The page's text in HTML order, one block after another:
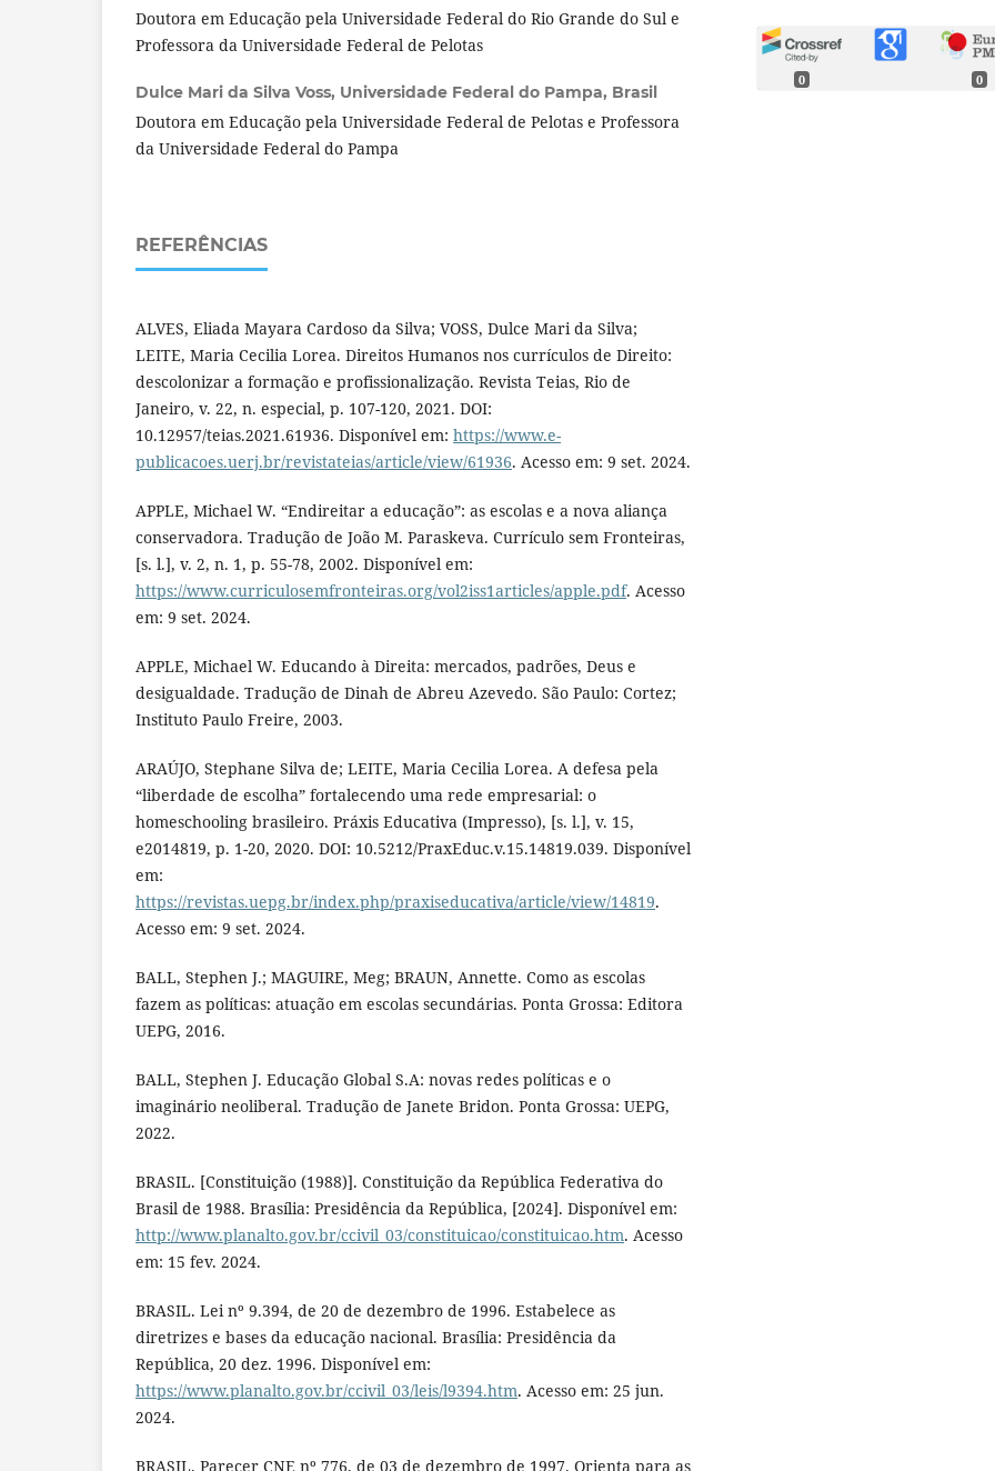
Doutora em Educação pela Universidade Federal do Rio Grande do Sul e
Professora da Universidade Federal de Pelotas
Dulce Mari da Silva Voss, Universidade Federal do Pampa, Brasil
Doutora em Educação pela Universidade Federal de Pelotas e Professora
da Universidade Federal do Pampa
REFERÊNCIAS
ALVES, Eliada Mayara Cardoso da Silva; VOSS, Dulce Mari da Silva;
LEITE, Maria Cecilia Lorea. Direitos Humanos nos currículos de Direito:
descolonizar a formação e profissionalização. Revista Teias, Rio de
Janeiro, v. 22, n. especial, p. 107-120, 2021. DOI:
10.12957/teias.2021.61936. Disponível em: https://www.e-
publicacoes.uerj.br/revistateias/article/view/61936. Acesso em: 9 set. 2024.
APPLE, Michael W. “Endireitar a educação”: as escolas e a nova aliança
conservadora. Tradução de João M. Paraskeva. Currículo sem Fronteiras,
[s. l.], v. 2, n. 1, p. 55-78, 2002. Disponível em:
https://www.curriculosemfronteiras.org/vol2iss1articles/apple.pdf. Acesso
em: 9 set. 2024.
APPLE, Michael W. Educando à Direita: mercados, padrões, Deus e
desigualdade. Tradução de Dinah de Abreu Azevedo. São Paulo: Cortez;
Instituto Paulo Freire, 2003.
ARAÚJO, Stephane Silva de; LEITE, Maria Cecilia Lorea. A defesa pela
“liberdade de escolha” fortalecendo uma rede empresarial: o
homeschooling brasileiro. Práxis Educativa (Impresso), [s. l.], v. 15,
e2014819, p. 1-20, 2020. DOI: 10.5212/PraxEduc.v.15.14819.039. Disponível
em:
https://revistas.uepg.br/index.php/praxiseducativa/article/view/14819.
Acesso em: 9 set. 2024.
BALL, Stephen J.; MAGUIRE, Meg; BRAUN, Annette. Como as escolas
fazem as políticas: atuação em escolas secundárias. Ponta Grossa: Editora
UEPG, 2016.
BALL, Stephen J. Educação Global S.A: novas redes políticas e o
imaginário neoliberal. Tradução de Janete Bridon. Ponta Grossa: UEPG,
2022.
BRASIL. [Constituição (1988)]. Constituição da República Federativa do
Brasil de 1988. Brasília: Presidência da República, [2024]. Disponível em:
http://www.planalto.gov.br/ccivil_03/constituicao/constituicao.htm. Acesso
em: 15 fev. 2024.
BRASIL. Lei nº 9.394, de 20 de dezembro de 1996. Estabelece as
diretrizes e bases da educação nacional. Brasília: Presidência da
República, 20 dez. 1996. Disponível em:
https://www.planalto.gov.br/ccivil_03/leis/l9394.htm. Acesso em: 25 jun.
2024.
BRASIL. Parecer CNE nº 776, de 03 de dezembro de 1997. Orienta para as
0 0